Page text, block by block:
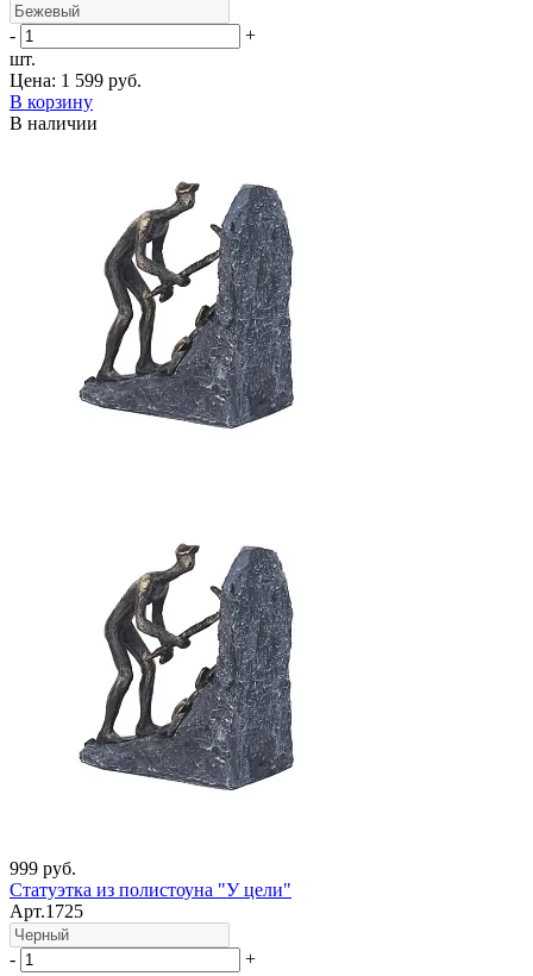
-
+
шт.
Цена: 1 599 руб.
В корзину
В наличии
999 руб.
Статуэтка из полистоуна "У цели"
Арт.1725
-
+